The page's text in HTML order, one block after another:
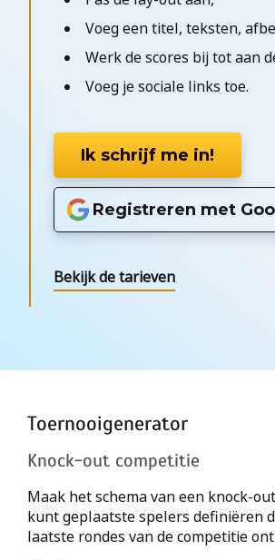
Toernooigenerator
Knock-out competitie
Maak het schema van een knock-
kunt geplaatste spelers definiëren
laatste rondes van de competitie
Voeg een titel, teksten,
Werk de scores bij tot aan
Voeg je sociale links toe.
Ik schrijf me in!
Registreren met
Bekijk de tarieven